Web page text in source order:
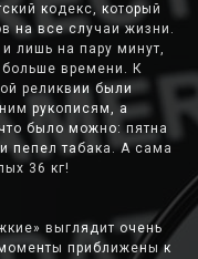
кодекс, который
на все случаи жизни.
лишь на пару минут,
времени. К
реликвии были
рукописям, а
было можно: пятна
пепел табака. А сама
36 кг!
выглядит очень
приближены к